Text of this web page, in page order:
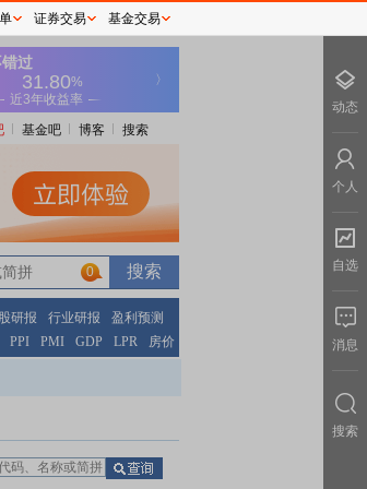
基金吧 博客 搜索
0
研报 行业研报
盈利预测
PPI PMI GDP LPR 房价
证券交易 基金交易
动态
个人
自选
消息
搜索